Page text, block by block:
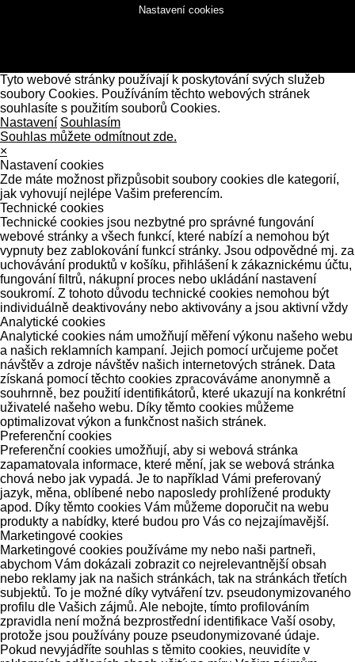
Nastavení cookies
Tyto webové stránky používají k poskytování svých služeb
soubory Cookies. Používáním těchto webových stránek
souhlasíte s použitím souborů Cookies.
Nastavení Souhlasím
Souhlas můžete odmítnout zde.
×
Nastavení cookies
Zde máte možnost přizpůsobit soubory cookies dle kategorií,
jak vyhovují nejlépe Vašim preferencím.
Technické cookies
Technické cookies jsou nezbytné pro správné fungování
webové stránky a všech funkcí, které nabízí a nemohou být
vypnuty bez zablokování funkcí stránky. Jsou odpovědné mj. za
uchovávání produktů v košíku, přihlášení k zákaznickému účtu,
fungování filtrů, nákupní proces nebo ukládání nastavení
soukromí. Z tohoto důvodu technické cookies nemohou být
individuálně deaktivovány nebo aktivovány a jsou aktivní vždy
Analytické cookies
Analytické cookies nám umožňují měření výkonu našeho webu
a našich reklamních kampaní. Jejich pomocí určujeme počet
návštěv a zdroje návštěv našich internetových stránek. Data
získaná pomocí těchto cookies zpracováváme anonymně a
souhrnně, bez použití identifikátorů, které ukazují na konkrétní
uživatelé našeho webu. Díky těmto cookies můžeme
optimalizovat výkon a funkčnost našich stránek.
Preferenční cookies
Preferenční cookies umožňují, aby si webová stránka
zapamatovala informace, které mění, jak se webová stránka
chová nebo jak vypadá. Je to například Vámi preferovaný
jazyk, měna, oblíbené nebo naposledy prohlížené produkty
apod. Díky těmto cookies Vám můžeme doporučit na webu
produkty a nabídky, které budou pro Vás co nejzajímavější.
Marketingové cookies
Marketingové cookies používáme my nebo naši partneři,
abychom Vám dokázali zobrazit co nejrelevantnější obsah
nebo reklamy jak na našich stránkách, tak na stránkách třetích
subjektů. To je možné díky vytváření tzv. pseudonymizovaného
profilu dle Vašich zájmů. Ale nebojte, tímto profilováním
zpravidla není možná bezprostřední identifikace Vaší osoby,
protože jsou používány pouze pseudonymizované údaje.
Pokud nevyjádříte souhlas s těmito cookies, neuvidíte v